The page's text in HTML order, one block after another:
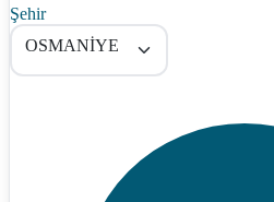
Şehir
OSMANİYE